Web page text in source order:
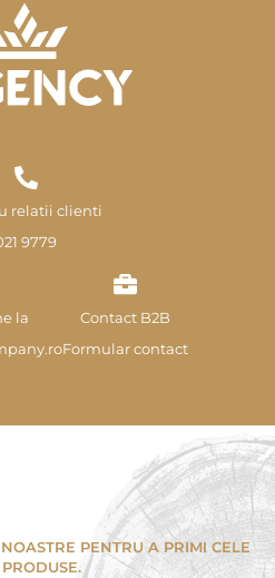
relatii clienti
9779
la
Contact B2B
Formular contact
PENTRU A PRIMI CELE